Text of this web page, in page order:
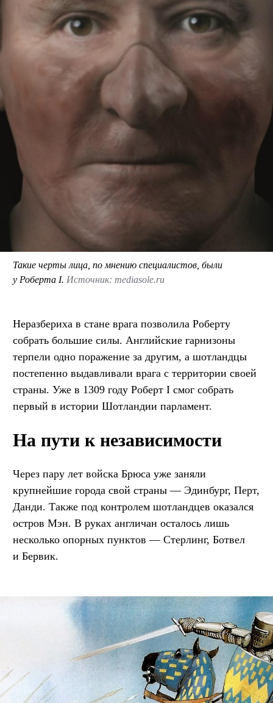
Такие черты лица, по мнению специалистов, были
у Роберта I. Источник: mediasole.ru
Неразбериха в стане врага позволила Роберту
собрать большие силы. Английские гарнизоны
терпели одно поражение за другим, а шотландцы
постепенно выдавливали врага с территории своей
страны. Уже в 1309 году Роберт I смог собрать
первый в истории Шотландии парламент.
На пути к независимости
Через пару лет войска Брюса уже заняли
крупнейшие города свой страны — Эдинбург, Перт,
Данди. Также под контролем шотландцев оказался
остров Мэн. В руках англичан осталось лишь
несколько опорных пунктов — Стерлинг, Ботвел
и Бервик.